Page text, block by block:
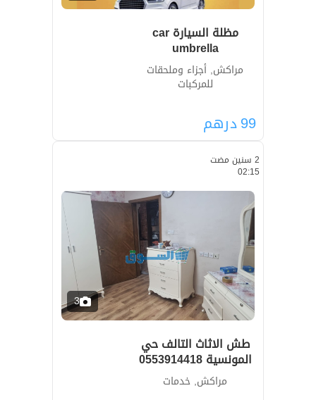
مظلة السيارة car
umbrella
مراكش, أجزاء وملحقات
للمركبات
99درهم
2 سنين مضت
02:15
3
طش الاثاث التالف حي
المونسية 0553914418
مراكش, خدمات